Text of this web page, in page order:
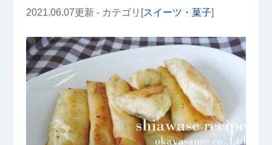
2021.06.07更新 - カテゴリ[スイーツ・菓子]